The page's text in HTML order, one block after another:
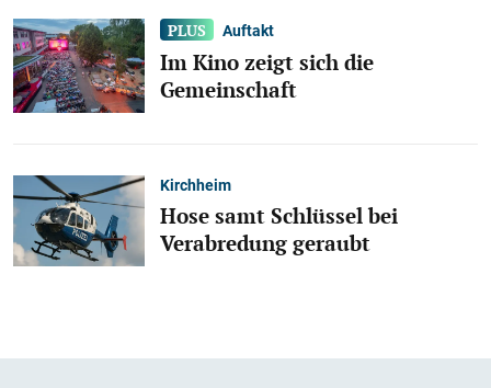
Auftakt
Im Kino zeigt sich die
Gemeinschaft
Kirchheim
Hose samt Schlüssel bei
Verabredung geraubt